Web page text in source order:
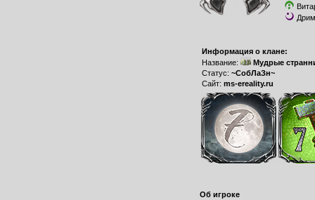
Информация о клане:
Название:
Мудрые
Статус: ~СобЛаЗн~
Сайт: ms-ereality.ru
Об игроке